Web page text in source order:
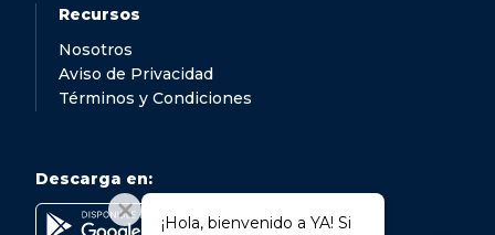
Recursos
Nosotros
Aviso de Privacidad
Términos y Condiciones
Descarga en:
¡Hola, bienvenido a YA! Si